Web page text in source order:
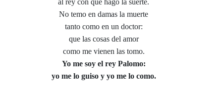
No temo en damas la muerte
tanto como en un doctor:
que las cosas del amor
como me vienen las tomo.
Yo me soy el rey Palomo:
yo me lo guiso y yo me lo como.